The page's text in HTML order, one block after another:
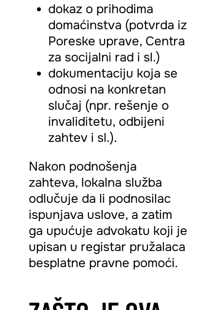
dokaz o prihodima
domaćinstva (potvrda iz
Poreske uprave, Centra
za socijalni rad i sl.)
dokumentaciju koja se
odnosi na konkretan
slučaj (npr. rešenje o
invaliditetu, odbijeni
zahtev i sl.).
Nakon podnošenja
zahteva, lokalna služba
odlučuje da li podnosilac
ispunjava uslove, a zatim
ga upućuje advokatu koji je
upisan u registar pružalaca
besplatne pravne pomoći.